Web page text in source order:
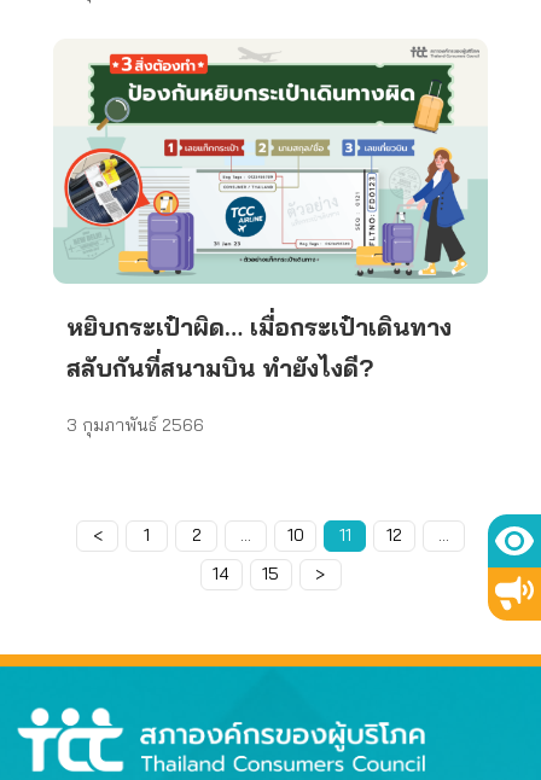
หยิบกระเป๋าผิด… เมื่อกระเป๋าเดินทาง
สลับกันที่สนามบิน ทำยังไงดี?
3 กุมภาพันธ์ 2566
< Page
1 Page
2 … Page
10 Page
11 Page
12
…
Page
14 Page
15 >